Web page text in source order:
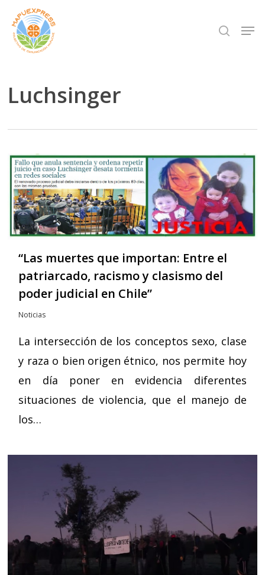
Skip
main
search
Luchsinger
“Las muertes que importan: Entre el
patriarcado, racismo y clasismo del
poder judicial en Chile”
Noticias
La intersección de los conceptos sexo, clase
y raza o bien origen étnico, nos permite hoy
en día poner en evidencia diferentes
situaciones de violencia, que el manejo de
los…
Close